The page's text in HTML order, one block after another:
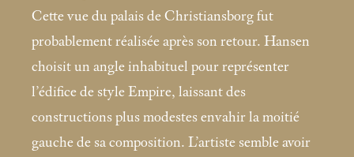
Cette vue du palais de Christiansborg fut
probablement réalisée après son retour. Hansen
choisit un angle inhabituel pour représenter
l’édifice de style Empire, laissant des
constructions plus modestes envahir la moitié
gauche de sa composition. L’artiste semble avoir